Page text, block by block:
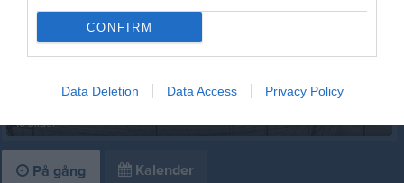
CONFIRM
Data Deletion Data Access Privacy Policy
10 bilder
På gång Kalender